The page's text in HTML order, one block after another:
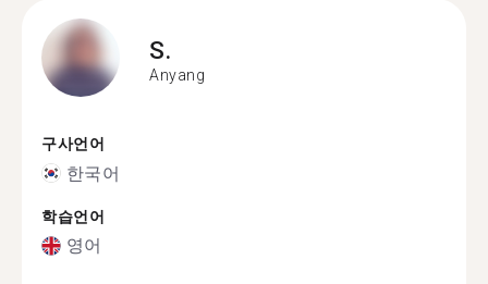
S.
Anyang
구사언어
한국어
학습언어
영어